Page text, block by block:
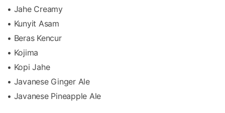
• Jahe Creamy
• Kunyit Asam
• Beras Kencur
• Kojima
• Kopi Jahe
• Javanese Ginger Ale
• Javanese Pineapple Ale